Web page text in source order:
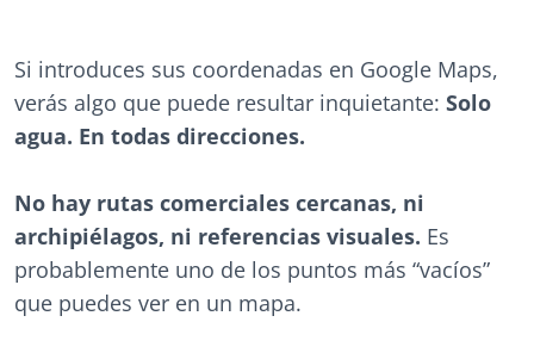
Si introduces sus coordenadas en Google Maps,
verás algo que puede resultar inquietante: Solo
agua. En todas direcciones.
No hay rutas comerciales cercanas, ni
archipiélagos, ni referencias visuales. Es
probablemente uno de los puntos más “vacíos”
que puedes ver en un mapa.